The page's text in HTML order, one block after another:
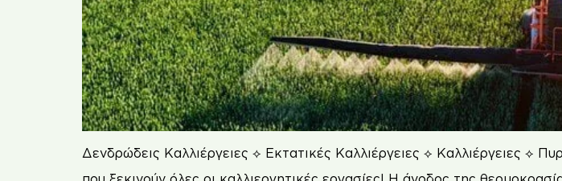
Δενδρώδεις Καλλιέργειες ⟡ Εκτατικές Καλλιέργειες ⟡ Καλλιέργειες ⟡